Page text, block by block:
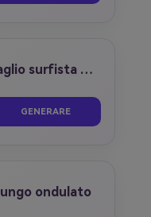
Taglio surfista disordinato
prima dopo
GENERARE
lungo ondulato